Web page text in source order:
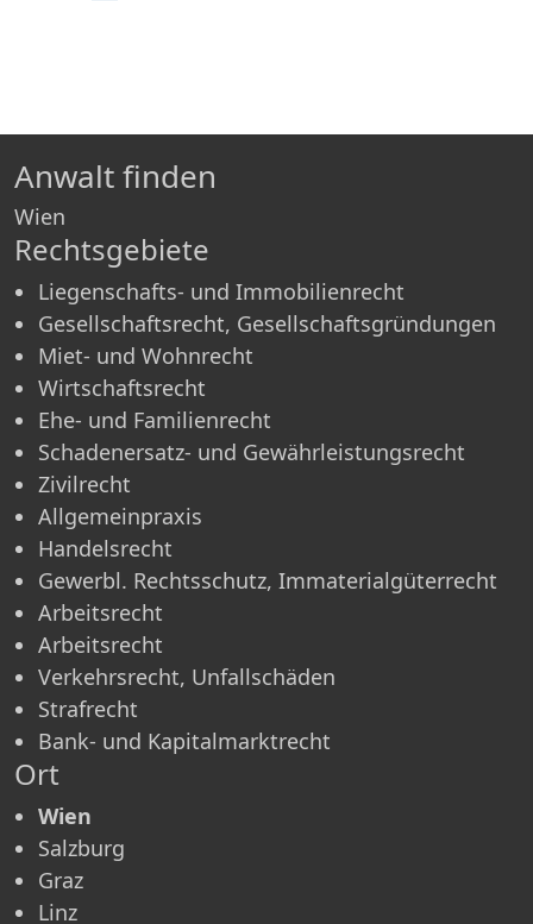
Anwalt finden
Wien
Rechtsgebiete
Liegenschafts- und Immobilienrecht
Gesellschaftsrecht, Gesellschaftsgründungen
Miet- und Wohnrecht
Wirtschaftsrecht
Ehe- und Familienrecht
Schadenersatz- und Gewährleistungsrecht
Zivilrecht
Allgemeinpraxis
Handelsrecht
Gewerbl. Rechtsschutz, Immaterialgüterrecht
Arbeitsrecht
Arbeitsrecht
Verkehrsrecht, Unfallschäden
Strafrecht
Bank- und Kapitalmarktrecht
Ort
Wien
Salzburg
Graz
Linz